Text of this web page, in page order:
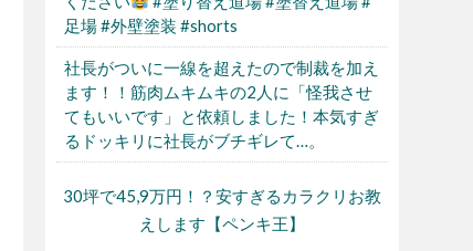
足場 #外壁塗装 #shorts
社長がついに一線を超えたので制裁を加え
ます！！筋肉ムキムキの2人に「怪我させ
てもいいです」と依頼しました！本気すぎ
るドッキリに社長がブチギレて…。
30坪で45,9万円！？安すぎるカラクリお教
えします【ペンキ王】